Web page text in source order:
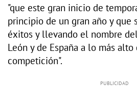
"que este gran inicio de
principio de un gran año y que
éxitos y llevando el nombre
León y de España a lo más
competición".